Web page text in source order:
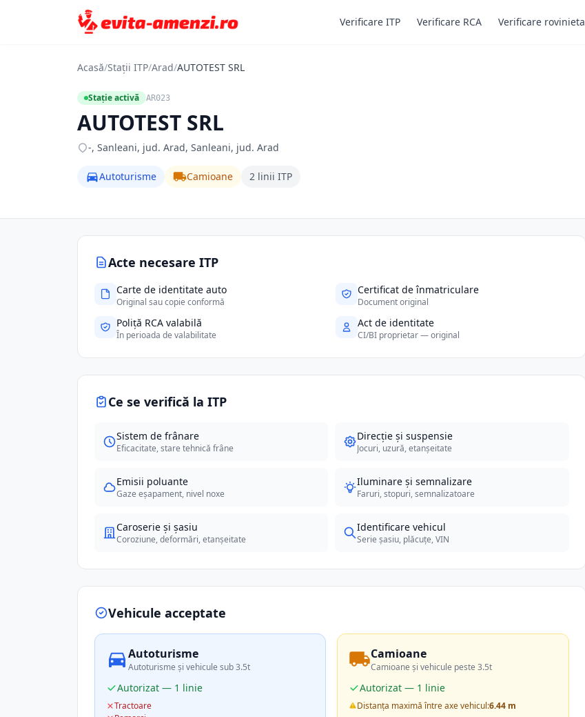
Verificare ITP Verificare RCA Verificare rovinieta
Acasă/Stații ITP/Arad/AUTOTEST SRL
Stație activă AR023
AUTOTEST SRL
-, Sanleani, jud. Arad, Sanleani, jud. Arad
Autoturisme Camioane 2 linii ITP
Acte necesare ITP
Carte de identitate auto
Original sau copie conformă
Certificat de înmatriculare
Document original
Poliță RCA valabilă
În perioada de valabilitate
Act de identitate
CI/BI proprietar — original
Ce se verifică la ITP
Sistem de frânare
Eficacitate, stare tehnică frâne
Direcție și suspensie
Jocuri, uzură, etanșeitate
Emisii poluante
Gaze eșapament, nivel noxe
Iluminare și semnalizare
Faruri, stopuri, semnalizatoare
Caroserie și șasiu
Coroziune, deformări, etanșeitate
Identificare vehicul
Serie șasiu, plăcuțe, VIN
Vehicule acceptate
Autoturisme
Autoturisme și vehicule sub 3.5t
Autorizat — 1 linie
Tractoare
Camioane
Camioane și vehicule peste 3.5t
Autorizat — 1 linie
Distanța maximă între axe vehicul:6.44 m